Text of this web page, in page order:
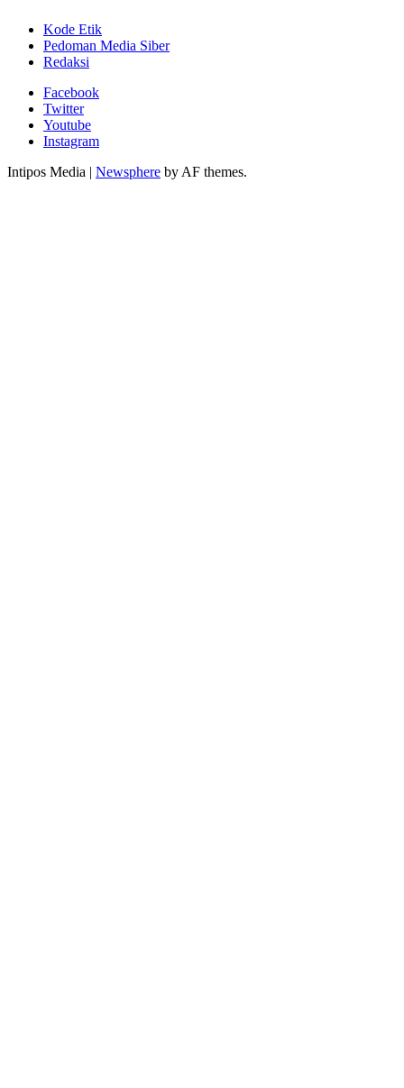
Kode Etik
Pedoman Media Siber
Redaksi
Facebook
Twitter
Youtube
Instagram
Intipos Media | Newsphere by AF themes.